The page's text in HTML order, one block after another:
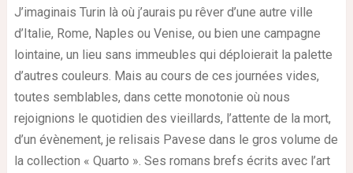
J’imaginais Turin là où j’aurais pu rêver d’une autre ville
d’Italie, Rome, Naples ou Venise, ou bien une campagne
lointaine, un lieu sans immeubles qui déploierait la palette
d’autres couleurs. Mais au cours de ces journées vides,
toutes semblables, dans cette monotonie où nous
rejoignions le quotidien des vieillards, l’attente de la mort,
d’un évènement, je relisais Pavese dans le gros volume de
la collection « Quarto ». Ses romans brefs écrits avec l’art